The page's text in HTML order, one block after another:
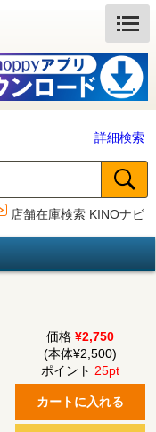
詳細検索
店舗在庫検索 KINOナビ
価格 ¥2,750
(本体¥2,500)
ポイント 25pt